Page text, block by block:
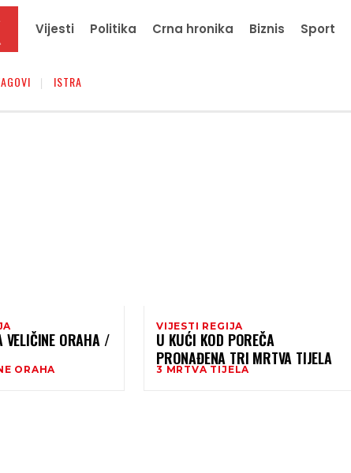
Vijesti Politika Crna hronika Biznis Sport
ISTRA
VELIČINE ORAHA /
ORAHA
VIJESTI REGIJA
U KUĆI KOD POREČA
PRONAĐENA TRI MRTVA TIJELA
3 MRTVA TIJELA